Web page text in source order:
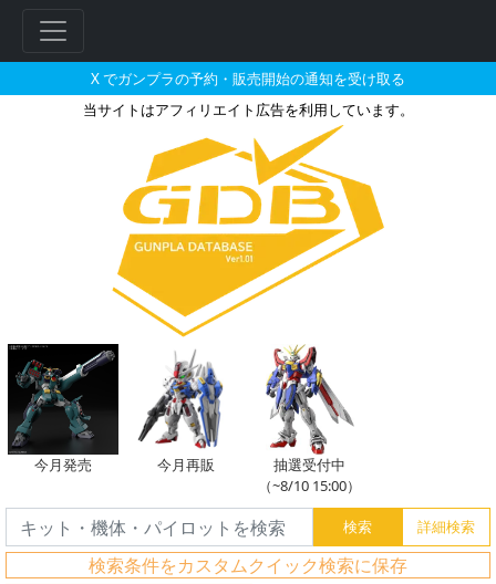
X でガンプラの予約・販売開始の通知を受け取る
当サイトはアフィリエイト広告を利用しています。
まちキャラで2026年12月に再販
今月発売 今月再販
抽選受付中
（~8/10 15:00）
検索条件をカスタムクイック検索に保存
リ
ー
ー
ド
索